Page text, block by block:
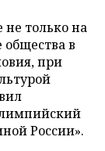
не только на
общества в
при
России».